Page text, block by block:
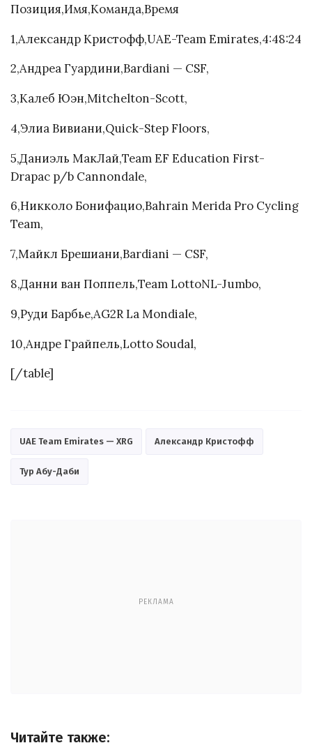
Позиция,Имя,Команда,Время
1,Александр Кристофф,UAE-Team Emirates,4:48:24
2,Андреа Гуардини,Bardiani — CSF,
3,Калеб Юэн,Mitchelton-Scott,
4,Элиа Вивиани,Quick-Step Floors,
5,Даниэль МакЛай,Team EF Education First-
Drapac p/b Cannondale,
6,Никколо Бонифацио,Bahrain Merida Pro Cycling
Team,
7,Майкл Брешиани,Bardiani — CSF,
8,Данни ван Поппель,Team LottoNL-Jumbo,
9,Руди Барбье,AG2R La Mondiale,
10,Андре Грайпель,Lotto Soudal,
[/table]
UAE Team Emirates — XRG Александр Кристофф
Тур Абу-Даби
РЕКЛАМА
Читайте также: